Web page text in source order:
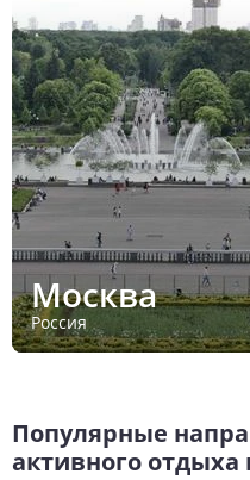
Москва
Россия
Популярные
активного отдыха